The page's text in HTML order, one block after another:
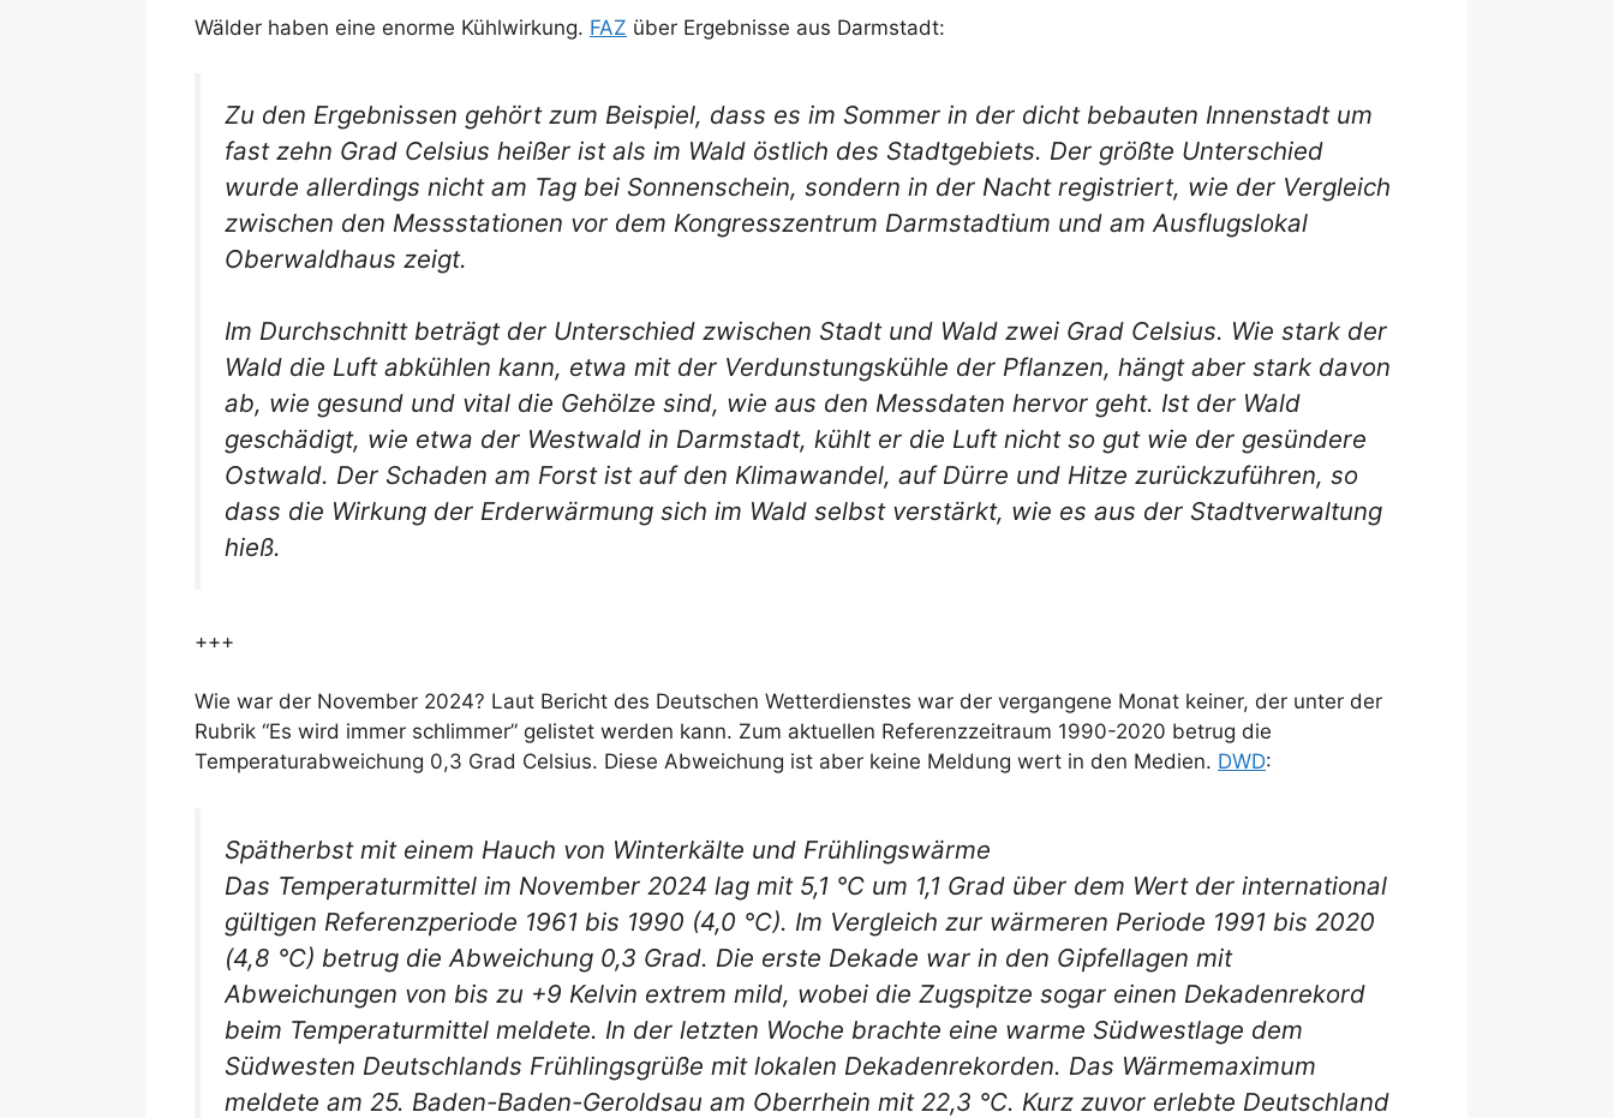
Wälder haben eine enorme Kühlwirkung. FAZ über Ergebnisse aus Darmstadt:
Zu den Ergebnissen gehört zum Beispiel, dass es im Sommer in der dicht bebauten Innenstadt um
fast zehn Grad Celsius heißer ist als im Wald östlich des Stadtgebiets. Der größte Unterschied
wurde allerdings nicht am Tag bei Sonnenschein, sondern in der Nacht registriert, wie der Vergleich
zwischen den Messstationen vor dem Kongresszentrum Darmstadtium und am Ausflugslokal
Oberwaldhaus zeigt.
Im Durchschnitt beträgt der Unterschied zwischen Stadt und Wald zwei Grad Celsius. Wie stark der
Wald die Luft abkühlen kann, etwa mit der Verdunstungskühle der Pflanzen, hängt aber stark davon
ab, wie gesund und vital die Gehölze sind, wie aus den Messdaten hervor geht. Ist der Wald
geschädigt, wie etwa der Westwald in Darmstadt, kühlt er die Luft nicht so gut wie der gesündere
Ostwald. Der Schaden am Forst ist auf den Klimawandel, auf Dürre und Hitze zurückzuführen, so
dass die Wirkung der Erderwärmung sich im Wald selbst verstärkt, wie es aus der Stadtverwaltung
hieß.
+++
Wie war der November 2024? Laut Bericht des Deutschen Wetterdienstes war der vergangene Monat keiner, der unter der
Rubrik “Es wird immer schlimmer” gelistet werden kann. Zum aktuellen Referenzzeitraum 1990-2020 betrug die
Temperaturabweichung 0,3 Grad Celsius. Diese Abweichung ist aber keine Meldung wert in den Medien. DWD:
Spätherbst mit einem Hauch von Winterkälte und Frühlingswärme
Das Temperaturmittel im November 2024 lag mit 5,1 °C um 1,1 Grad über dem Wert der international
gültigen Referenzperiode 1961 bis 1990 (4,0 °C). Im Vergleich zur wärmeren Periode 1991 bis 2020
(4,8 °C) betrug die Abweichung 0,3 Grad. Die erste Dekade war in den Gipfellagen mit
Abweichungen von bis zu +9 Kelvin extrem mild, wobei die Zugspitze sogar einen Dekadenrekord
beim Temperaturmittel meldete. In der letzten Woche brachte eine warme Südwestlage dem
Südwesten Deutschlands Frühlingsgrüße mit lokalen Dekadenrekorden. Das Wärmemaximum
meldete am 25. Baden-Baden-Geroldsau am Oberrhein mit 22,3 °C. Kurz zuvor erlebte Deutschland